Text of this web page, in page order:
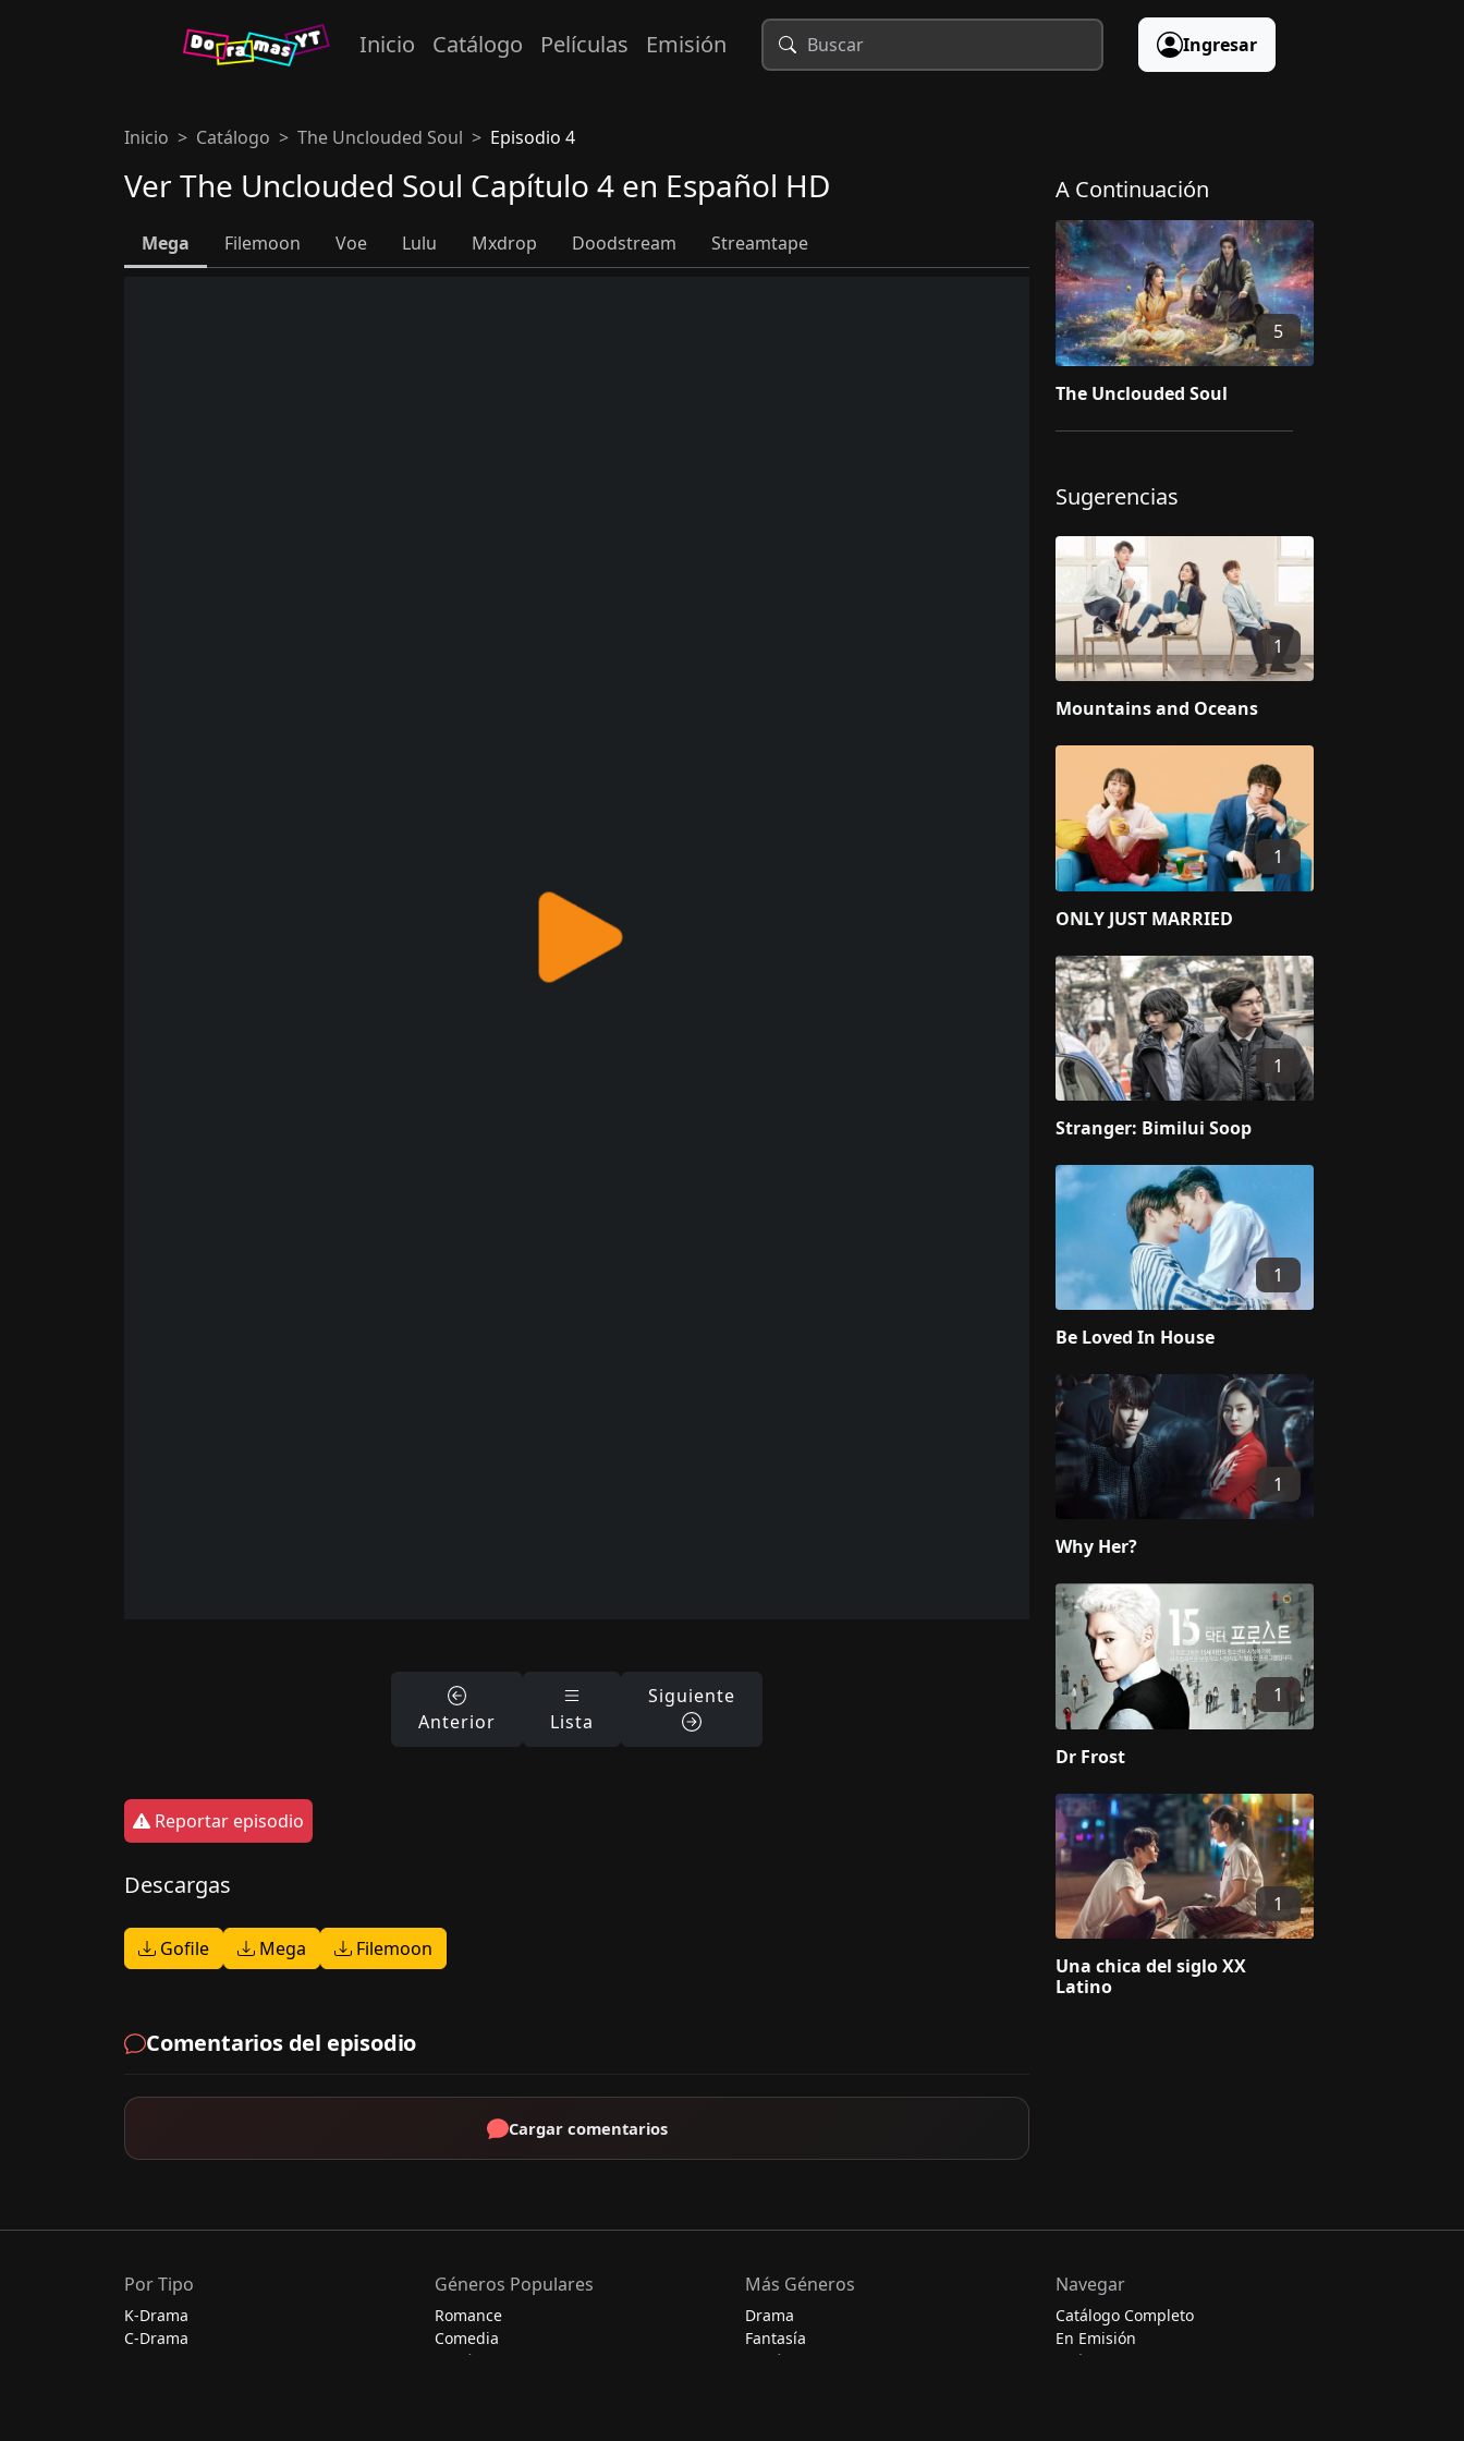
Inicio Catálogo Películas Emisión Ingresar
Inicio Catálogo The Unclouded Soul Episodio 4
Ver The Unclouded Soul Capítulo 4 en Español HD
Mega Filemoon Voe Lulu Mxdrop Doodstream Streamtape
Anterior Lista
Siguiente
Reportar episodio
Descargas
Gofile Mega Filemoon
Comentarios del episodio
Cargar comentarios
A Continuación
5
The Unclouded Soul
Sugerencias
1
Mountains and Oceans
1
ONLY JUST MARRIED
1
Stranger: Bimilui Soop
1
Be Loved In House
1
Why Her?
1
Dr Frost
1
Una chica del siglo XX
Latino
Por Tipo
K-Drama
C-Drama
Géneros Populares
Romance
Comedia
Acción
Más Géneros
Drama
Fantasía
Histórico
Navegar
Catálogo Completo
En Emisión
Películas